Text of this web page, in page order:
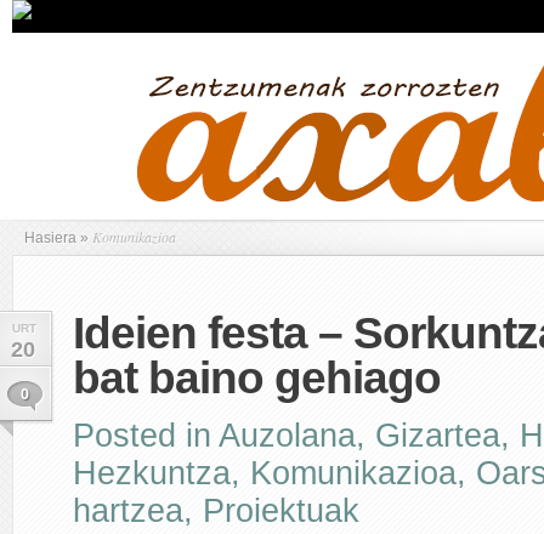
Hasiera » Komunikazioa
URT
20
0
Ideien festa –
bat baino gehiago
Posted in Auzolana, Gizartea,
Hezkuntza, Komunikazioa,
hartzea, Proiektuak